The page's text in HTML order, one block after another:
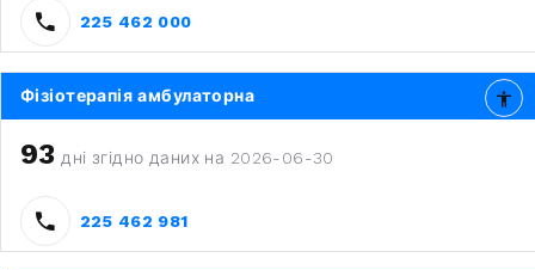
225 462 000
Фізіотерапія амбулаторна
93 дні згідно даних на 2026-06-30
225 462 981